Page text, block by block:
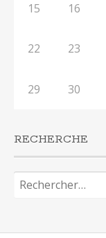
15 16
22 23
29 30
RECHERCHE
Rechercher :